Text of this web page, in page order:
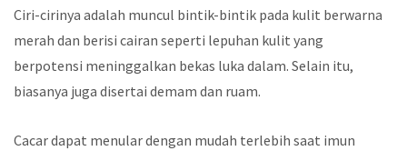
Ciri-cirinya adalah muncul bintik-bintik pada kulit berwarna
merah dan berisi cairan seperti lepuhan kulit yang
berpotensi meninggalkan bekas luka dalam. Selain itu,
biasanya juga disertai demam dan ruam.
Cacar dapat menular dengan mudah terlebih saat imun